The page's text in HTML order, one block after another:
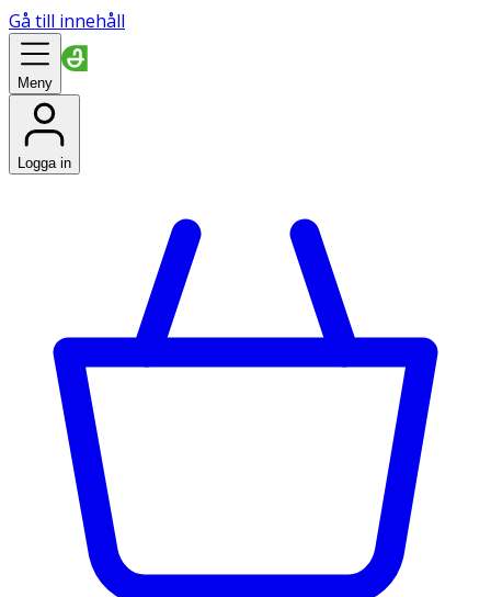
Gå till innehåll
Meny
Logga in